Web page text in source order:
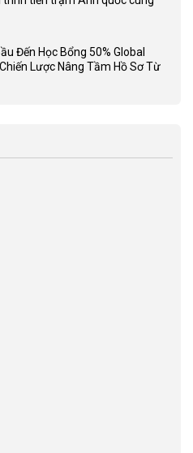
Đến Học Bổng 50% Global
Lược Nâng Tầm Hồ Sơ Từ